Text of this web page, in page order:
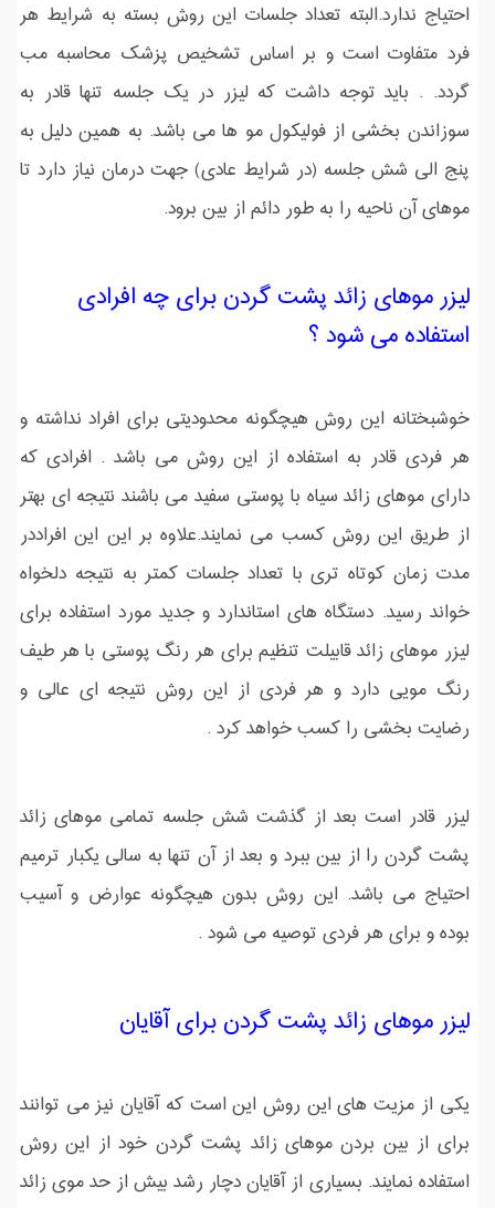
احتیاج ندارد.البته تعداد جلسات این روش بسته به شرایط هر
فرد متفاوت است و بر اساس تشخیص پزشک محاسبه مب
گردد. . باید توجه داشت که لیزر در یک جلسه تنها قادر به
سوزاندن بخشی از فولیکول مو ها می باشد. به همین دلیل به
پنج الی شش جلسه (در شرایط عادی) جهت درمان نیاز دارد تا
موهای آن ناحیه را به طور دائم از بین برود.
لیزر موهای زائد پشت گردن برای چه افرادی
استفاده می شود ؟
خوشبختانه این روش هیچگونه محدودیتی برای افراد نداشته و
هر فردی قادر به استفاده از این روش می باشد . افرادی که
دارای موهای زائد سیاه با پوستی سفید می باشند نتیجه ای بهتر
از طریق این روش کسب می نمایند.علاوه بر این این افراددر
مدت زمان کوتاه تری با تعداد جلسات کمتر به نتیجه دلخواه
خواند رسید. دستگاه های استاندارد و جدید مورد استفاده برای
لیزر موهای زائد قابیلت تنظیم برای هر رنگ پوستی با هر طیف
رنگ مویی دارد و هر فردی از این روش نتیجه ای عالی و
رضایت بخشی را کسب خواهد کرد .
لیزر قادر است بعد از گذشت شش جلسه تمامی موهای زائد
پشت گردن را از بین ببرد و بعد از آن تنها به سالی یکبار ترمیم
احتیاج می باشد. این روش بدون هیچگونه عوارض و آسیب
بوده و برای هر فردی توصیه می شود .
لیزر موهای زائد پشت گردن برای آقایان
یکی از مزیت های این روش این است که آقایان نیز می توانند
برای از بین بردن موهای زائد پشت گردن خود از این روش
استفاده نمایند. بسیاری از آقایان دچار رشد بیش از حد موی زائد